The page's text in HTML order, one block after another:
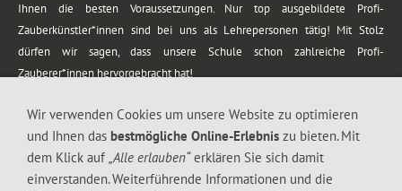
Ihnen die besten Voraussetzungen. Nur top ausgebildete Profi-
Zauberkünstler*innen sind bei uns als Lehrepersonen tätig! Mit Stolz
dürfen wir sagen, dass unsere Schule schon zahlreiche Profi-
Zauberer*innen hervorgebracht hat!
vom Kinderprogramm bis zur Tischzauberei. Lassen Sie sich faszinieren von
meiner Zauber-Sprech-Show, angerührt mit sprachlichen Sequenzen,
gewürzt mit Gags und visuellen Illusionen wie Kaninchen, Vasen, Seilen,
Wir verwenden Cookies um unsere Website zu optimieren
und Ihnen das bestmögliche Online-Erlebnis zu bieten. Mit
dem Klick auf „Alle erlauben“erklären Sie sich damit
einverstanden. Weiterführende Informationen und die